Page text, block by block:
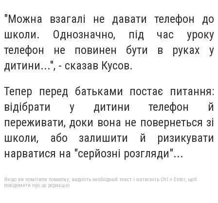
"Можна взагалі не давати телефон до
школи. Однозначно, під час уроку
телефон не повинен бути в руках у
дитини...", - сказав Кусов.
Тепер перед батьками постає питання:
відібрати у дитини телефон й
переживати, доки вона не повернеться зі
школи, або залишити й ризикувати
нарватися на "серйозні розгляди"...
Якщо ви помітили помилку, виділіть необхідний текст і натисніть Ctrl + Enter, щоб
повідомити про це редакцію